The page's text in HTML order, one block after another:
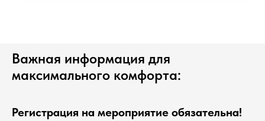
Важная информация для
максимального комфорта:
Регистрация на мероприятие обязательна!